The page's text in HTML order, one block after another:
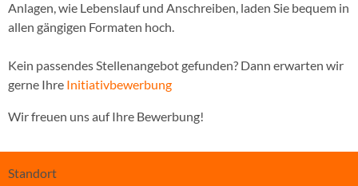
Anlagen, wie Lebenslauf und Anschreiben, laden Sie bequem in
allen gängigen Formaten hoch.
Kein passendes Stellenangebot gefunden? Dann erwarten wir
gerne Ihre Initiativbewerbung
Wir freuen uns auf Ihre Bewerbung!
Standort